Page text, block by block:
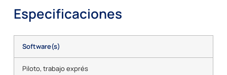
Especificaciones
Software(s)
Piloto, trabajo exprés